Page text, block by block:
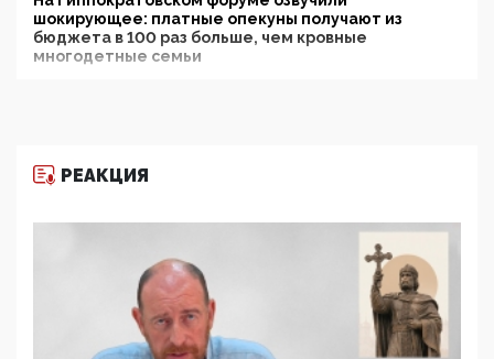
шокирующее: платные опекуны получают из
бюджета в 100 раз больше, чем кровные
многодетные семьи
11:53, 09 Июня 2026
деятельность ИИТО ЮНЕСКО в России, но
цифроглобалисты продолжают определять
повестку в образовании
09:43, 01 Июня 2026
5G за счет здоровья граждан: Минцифры намерено
отобрать у регионов и муниципалитетов право
РЕАКЦИЯ